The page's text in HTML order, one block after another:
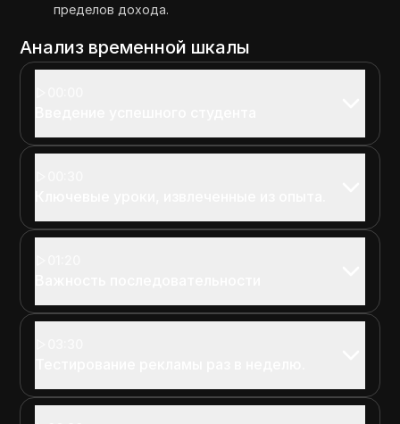
пределов дохода.
Анализ временной шкалы